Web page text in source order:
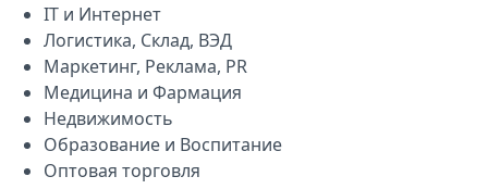
IT и Интернет
Логистика, Склад, ВЭД
Маркетинг, Реклама, PR
Медицина и Фармация
Недвижимость
Образование и Воспитание
Оптовая торговля